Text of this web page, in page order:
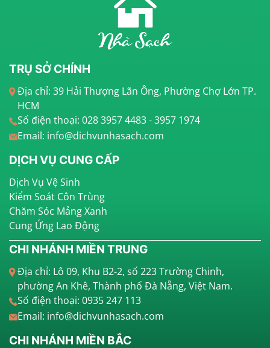
TRỤ SỞ CHÍNH
Địa chỉ: 39 Hải Thượng Lãn Ông, Phường Chợ Lớn TP.
HCM
Số điện thoại: 028 3957 4483 - 3957 1974
Email: info@dichvunhasach.com
DỊCH VỤ CUNG CẤP
Dịch Vụ Vệ Sinh
Kiểm Soát Côn Trùng
Chăm Sóc Mảng Xanh
Cung Ứng Lao Động
CHI NHÁNH MIỀN TRUNG
Địa chỉ: Lô 09, Khu B2-2, số 223 Trường Chinh,
phường An Khê, Thành phố Đà Nẵng, Việt Nam.
Số điện thoại: 0935 247 113
Email: info@dichvunhasach.com
CHI NHÁNH MIỀN BẮC